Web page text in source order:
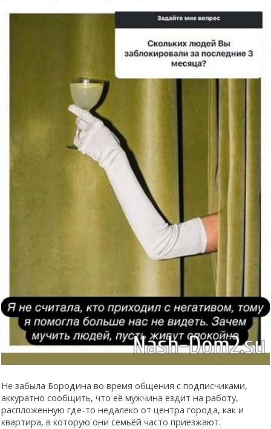
Не забыла Бородина во время общения с подписчиками,
аккуратно сообщить, что её мужчина ездит на работу,
распложенную где-то недалеко от центра города, как и
квартира, в которую они семьёй часто приезжают.